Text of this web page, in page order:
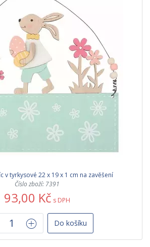
v tyrkysové 22 x 19 x 1 cm na zavěšení
Číslo zboží: 7391
93,00 Kč s DPH
Do košíku